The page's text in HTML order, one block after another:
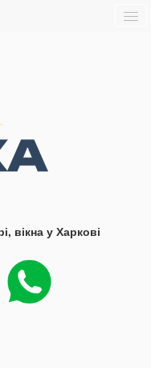
вікна у Харкові